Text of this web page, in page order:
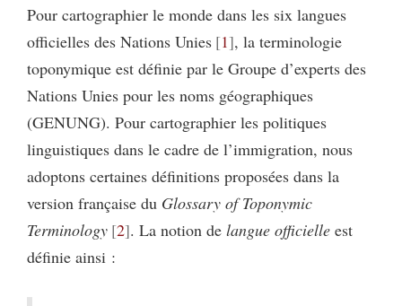
Pour cartographier le monde dans les six langues
officielles des Nations Unies 1 , la terminologie
toponymique est définie par le Groupe d’experts des
Nations Unies pour les noms géographiques
(GENUNG). Pour cartographier les politiques
linguistiques dans le cadre de l’immigration, nous
adoptons certaines définitions proposées dans la
version française du Glossary of Toponymic
Terminology 2 . La notion de langue officielle est
définie ainsi :